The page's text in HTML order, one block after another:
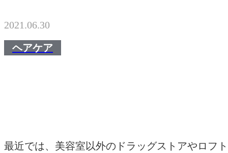
2021.06.30
ヘアケア
最近では、美容室以外のドラッグストアやロフ